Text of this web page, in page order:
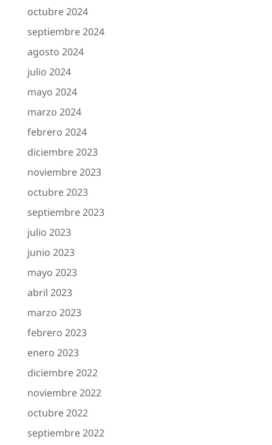
octubre 2024
septiembre 2024
agosto 2024
julio 2024
mayo 2024
marzo 2024
febrero 2024
diciembre 2023
noviembre 2023
octubre 2023
septiembre 2023
julio 2023
junio 2023
mayo 2023
abril 2023
marzo 2023
febrero 2023
enero 2023
diciembre 2022
noviembre 2022
octubre 2022
septiembre 2022